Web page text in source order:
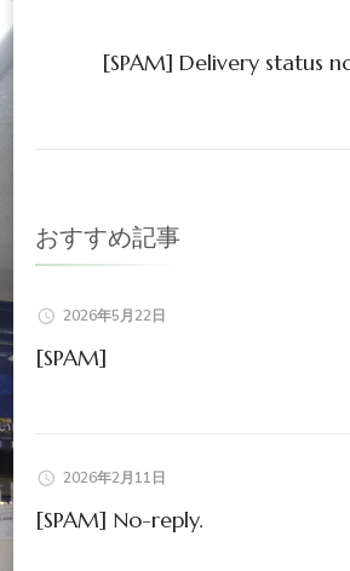
ー
シ
ョ
[SPAM] Delivery status
おすすめ記事
2026年5月22日
[SPAM]
2026年2月11日
[SPAM] No-reply.